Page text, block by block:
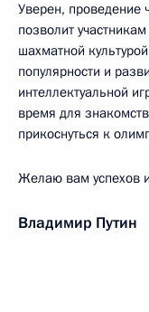
Уверен, проведение
позволит
шахматной
популярности и
интеллектуальной
время для
прикоснуться к
Желаю вам успехов
Владимир Путин